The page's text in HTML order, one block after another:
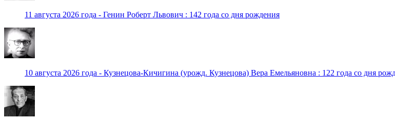
11 августа 2026 года - Генин Роберт Львович : 142 года со дня рождения
10 августа 2026 года - Кузнецова-Кичигина (урожд. Кузнецова) Вера Емельяновна : 122 года со дня